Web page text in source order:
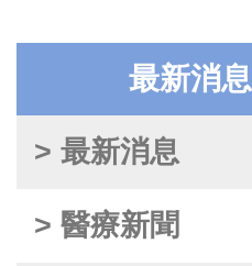
最新消息
> 最新消息
> 醫療新聞